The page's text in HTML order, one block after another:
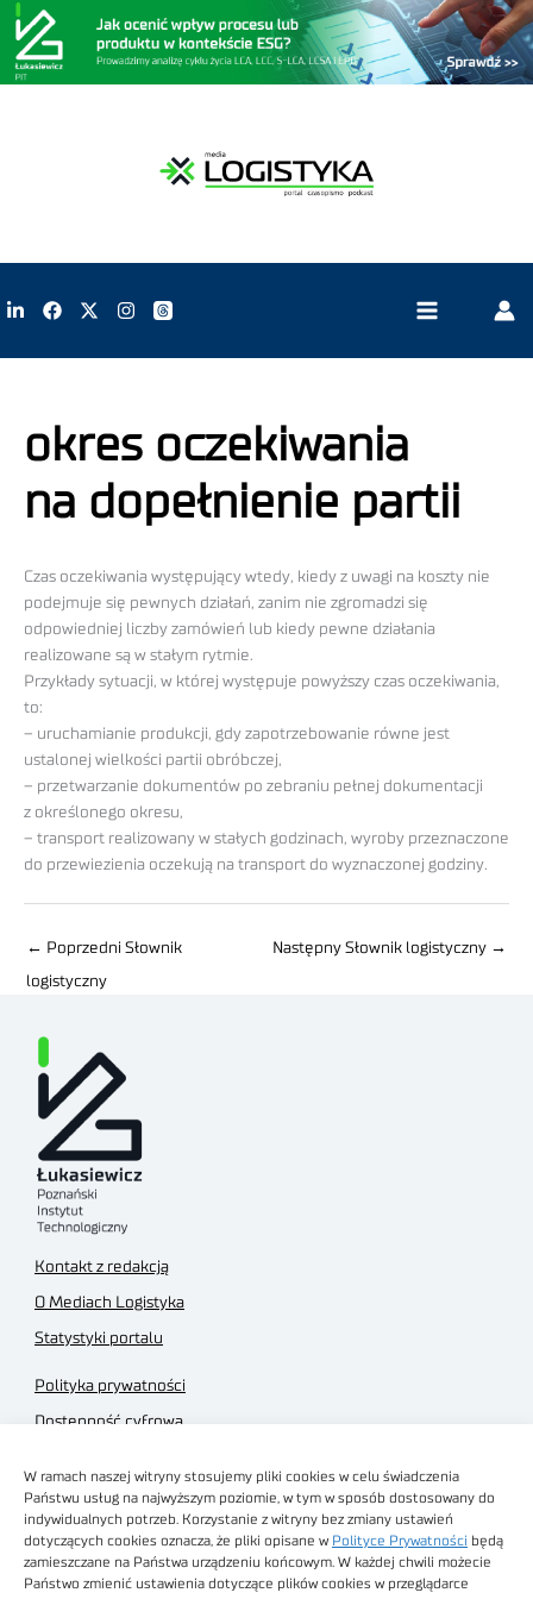
W ramach naszej witryny stosujemy pliki cookies w celu świadczenia
Państwu usług na najwyższym poziomie, w tym w sposób dostosowany do
indywidualnych potrzeb. Korzystanie z witryny bez zmiany ustawień
dotyczących cookies oznacza, że pliki opisane w Polityce Prywatności będą
zamieszczane na Państwa urządzeniu końcowym. W każdej chwili możecie
Państwo zmienić ustawienia dotyczące plików cookies w przeglądarce
okres oczekiwania
na dopełnienie partii
Czas oczekiwania występujący wtedy, kiedy z uwagi na koszty nie
podejmuje się pewnych działań, zanim nie zgromadzi się
odpowiedniej liczby zamówień lub kiedy pewne działania
realizowane są w stałym rytmie.
Przykłady sytuacji, w której występuje powyższy czas oczekiwania,
to:
– uruchamianie produkcji, gdy zapotrzebowanie równe jest
ustalonej wielkości partii obróbczej,
– przetwarzanie dokumentów po zebraniu pełnej dokumentacji
z określonego okresu,
– transport realizowany w stałych godzinach, wyroby przeznaczone
do przewiezienia oczekują na transport do wyznaczonej godziny.
← Poprzedni Słownik
logistyczny
Następny Słownik logistyczny →
Kontakt z redakcją
O Mediach Logistyka
Statystyki portalu
Polityka prywatności
Dostępność cyfrowa
Regulamin sklepu